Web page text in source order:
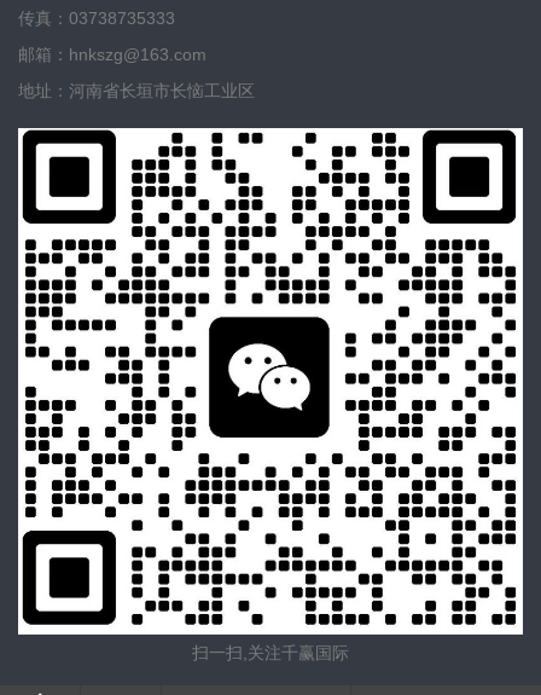
传真：03738735333
邮箱：hnkszg@163.com
地址：河南省长垣市长恼工业区
扫一扫,关注千赢国际